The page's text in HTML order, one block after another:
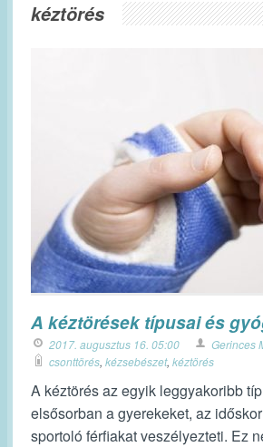
kéztörés
A kéztörések típusai és
2017. augusztus 16. 05:00 Gerinces
csonttörés, kézsebészet, kéztörés
A kéztörés az egyik leggyakoribb
elsősorban a gyerekeket, az
sportoló férfiakat veszélyezteti. Ez